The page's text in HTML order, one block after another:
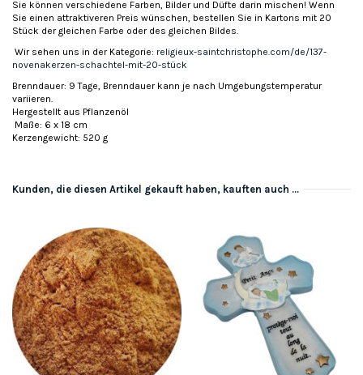
Sie können verschiedene Farben, Bilder und Düfte darin mischen! Wenn
Sie einen attraktiveren Preis wünschen, bestellen Sie in Kartons mit 20
Stück der gleichen Farbe oder des gleichen Bildes.
Wir sehen uns in der Kategorie: religieux-saintchristophe.com/de/137-
novenakerzen-schachtel-mit-20-stück
Brenndauer: 9 Tage, Brenndauer kann je nach Umgebungstemperatur
variieren.
Hergestellt aus Pflanzenöl
Maße: 6 x 18 cm
Kerzengewicht: 520 g
Kunden, die diesen Artikel gekauft haben, kauften auch ...